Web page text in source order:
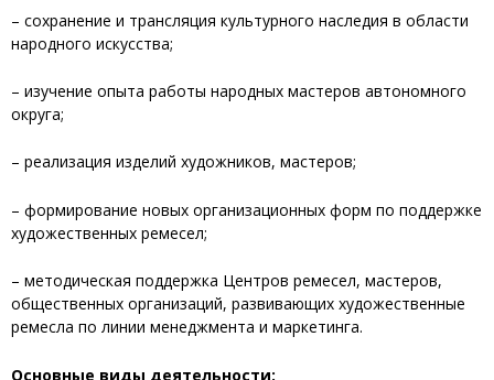
– сохранение и трансляция культурного наследия в области
народного искусства;
– изучение опыта работы народных мастеров автономного
округа;
– реализация изделий художников, мастеров;
– формирование новых организационных форм по поддержке
художественных ремесел;
– методическая поддержка Центров ремесел, мастеров,
общественных организаций, развивающих художественные
ремесла по линии менеджмента и маркетинга.
Основные виды деятельности: